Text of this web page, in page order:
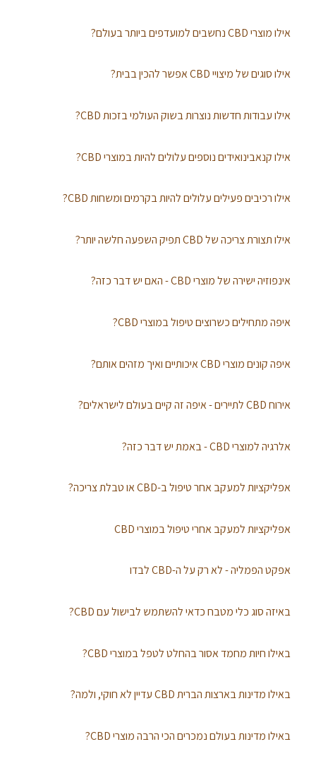
אילו מוצרי CBD נחשבים למועדפים ביותר בעולם?
אילו סוגים של מיצויי CBD אפשר להכין בבית?
אילו עבודות חדשות נוצרות בשוק העולמי בזכות CBD?
אילו קנאבינואידים נוספים עלולים להיות במוצרי CBD?
אילו רכיבים פעילים עלולים להיות בקרמים ומשחות CBD?
אילו תצורת צריכה של CBD תפיק השפעה חלשה יותר?
אינפוזיה ישירה של מוצרי CBD - האם יש דבר כזה?
איפה מתחילים כשרוצים טיפול במוצרי CBD?
איפה קונים מוצרי CBD איכותיים ואיך מזהים אותם?
אירוח CBD לתיירים - איפה זה קיים בעולם לישראלים?
אלרגיה למוצרי CBD - באמת יש דבר כזה?
אפליקציות למעקב אחר טיפול ב-CBD או טבלת צריכה?
אפליקציות למעקב אחרי טיפול במוצרי CBD
אפקט הפמליה - לא רק על ה-CBD לבדו
באיזה סוג כלי מטבח כדאי להשתמש לבישול עם CBD?
באילו חיות מחמד אסור בהחלט לטפל במוצרי CBD?
באילו מדינות בארצות הברית CBD עדיין לא חוקי, ולמה?
באילו מדינות בעולם נמכרים הכי הרבה מוצרי CBD?